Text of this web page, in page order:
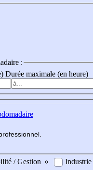
:
Durée maximale (en heure)
fessionnel
/ Gestion
Industrie